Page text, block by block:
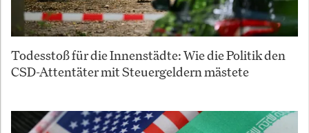
Todesstoß für die Innenstädte: Wie die Politik den
CSD-Attentäter mit Steuergeldern mästete